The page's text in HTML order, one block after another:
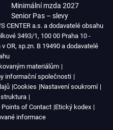
Minimální mzda 2027
Senior Pas – slevy
CENTER a.s. a dodavatelé obsahu
3493/1, 100 00 Praha 10 -
OR, sp.zn. B 19490 a dodavatelé
materiálům
informační společnosti
Cookies Nastavení soukromí
of Contact Etický kodex
informace